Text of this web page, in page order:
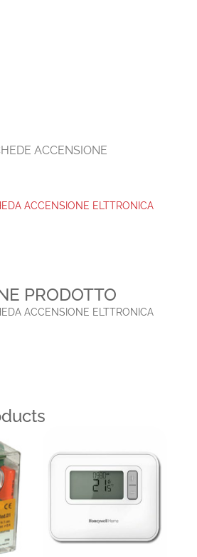
ACCENSIONE
ACCENSIONE ELTTRONICA
PRODOTTO
ACCENSIONE ELTTRONICA